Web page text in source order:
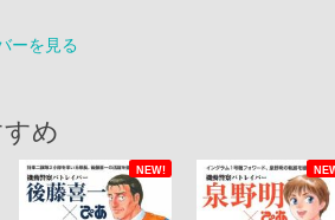
ーを見る
め
NEW!